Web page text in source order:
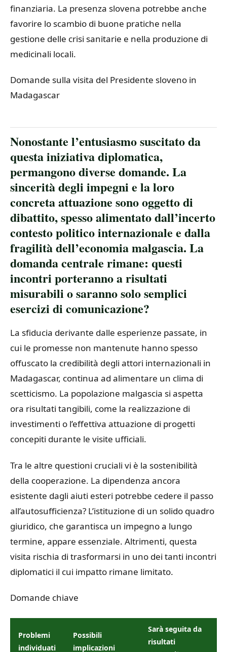
finanziaria. La presenza slovena potrebbe anche
favorire lo scambio di buone pratiche nella
gestione delle crisi sanitarie e nella produzione di
medicinali locali.
Domande sulla visita del Presidente sloveno in
Madagascar
Nonostante l’entusiasmo suscitato da
questa iniziativa diplomatica,
permangono diverse domande. La
sincerità degli impegni e la loro
concreta attuazione sono oggetto di
dibattito, spesso alimentato dall’incerto
contesto politico internazionale e dalla
fragilità dell’economia malgascia. La
domanda centrale rimane: questi
incontri porteranno a risultati
misurabili o saranno solo semplici
esercizi di comunicazione?
La sfiducia derivante dalle esperienze passate, in
cui le promesse non mantenute hanno spesso
offuscato la credibilità degli attori internazionali in
Madagascar, continua ad alimentare un clima di
scetticismo. La popolazione malgascia si aspetta
ora risultati tangibili, come la realizzazione di
investimenti o l’effettiva attuazione di progetti
concepiti durante le visite ufficiali.
Tra le altre questioni cruciali vi è la sostenibilità
della cooperazione. La dipendenza ancora
esistente dagli aiuti esteri potrebbe cedere il passo
all’autosufficienza? L’istituzione di un solido quadro
giuridico, che garantisca un impegno a lungo
termine, appare essenziale. Altrimenti, questa
visita rischia di trasformarsi in uno dei tanti incontri
diplomatici il cui impatto rimane limitato.
Domande chiave
Problemi
individuati
Possibili
implicazioni
Sarà seguita da
risultati